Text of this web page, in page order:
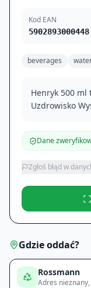
Kod EAN
5902893000448
beverages
Henryk 500
Uzdrowisko
Dane
Zgłoś błąd w
Gdzie oddać?
Rossmann
Adres nieznany